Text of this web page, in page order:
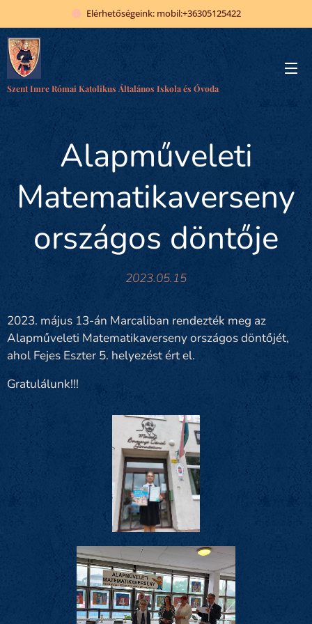
Elérhetőségeink: mobil:+36305125422
Szent Imre Római Katolikus Általános Iskola és Óvoda
Alapműveleti
Matematikaverseny
országos döntője
2023.05.15
2023. május 13-án Marcaliban rendezték meg az
Alapműveleti Matematikaverseny országos döntőjét,
ahol Fejes Eszter 5. helyezést ért el.
Gratulálunk!!!